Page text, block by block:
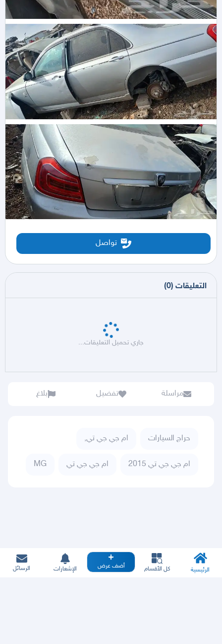
تواصل
التعليقات (
0
)
جاري تحميل التعليقات...
مراسلة تفضيل بلاغ
حراج السيارات ام جي جي تي,
ام جي جي تي 2015 ام جي جي تي MG
الرئيسية كل الأقسام أضف عرض الإشعارات الرسائل